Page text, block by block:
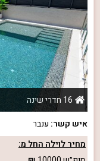
16 חדרי שינה
איש קשר: ענבר
מחיר לוילה החל מ: